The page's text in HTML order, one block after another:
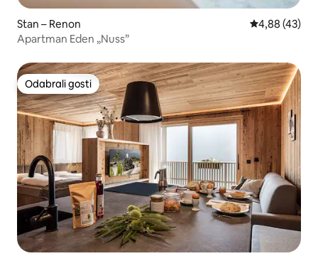
Stan – Renon Prosječna
4,88 (43)
Apartman Eden „Nuss”
Odabrali gosti
Odabrali gosti